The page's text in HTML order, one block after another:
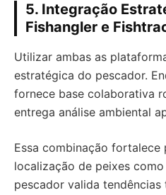
5. Integração
Fishangler e
Utilizar ambas as
estratégica do pescador.
fornece base colaborativa
entrega análise ambiental
Essa combinação
localização de peixes
pescador valida tendências